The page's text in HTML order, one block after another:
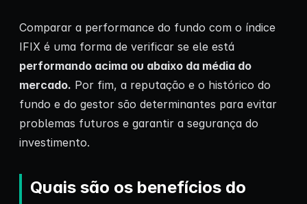
Comparar a performance do fundo com o índice
IFIX é uma forma de verificar se ele está
performando acima ou abaixo da média do
mercado. Por fim, a reputação e o histórico do
fundo e do gestor são determinantes para evitar
problemas futuros e garantir a segurança do
investimento.
Quais são os benefícios do